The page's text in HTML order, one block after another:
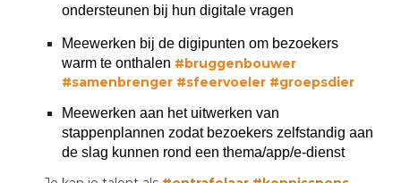
ondersteunen bij hun digitale vragen
Meewerken bij de digipunten om bezoekers
warm te onthalen #bruggenbouwer
#samenbrenger #sfeervoeler #groepsdier
Meewerken aan het uitwerken van
stappenplannen zodat bezoekers zelfstandig aan
de slag kunnen rond een thema/app/e-dienst